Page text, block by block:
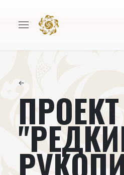
Издательство
Проекты
←
ПРОЕКТ